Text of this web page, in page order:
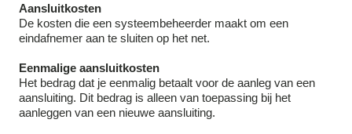
Aansluitkosten
De kosten die een systeembeheerder maakt om een
eindafnemer aan te sluiten op het net.
Eenmalige aansluitkosten
Het bedrag dat je eenmalig betaalt voor de aanleg van een
aansluiting. Dit bedrag is alleen van toepassing bij het
aanleggen van een nieuwe aansluiting.